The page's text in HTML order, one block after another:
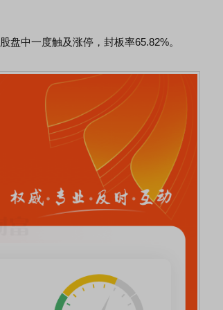
中一度触及涨停，封板率65.82%。